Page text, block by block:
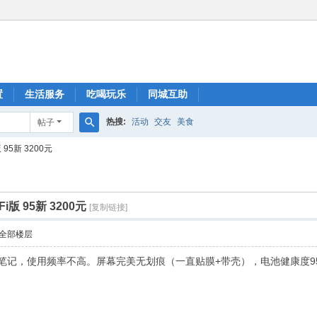
生活服务 吃喝玩乐 同城互助
帖子 热搜: 活动 交友 美食
95新 3200元
版 95新 3200元 [复制链接]
部楼层
记，使用频率不高。屏幕完美无划痕（一直贴膜+带壳），电池健康